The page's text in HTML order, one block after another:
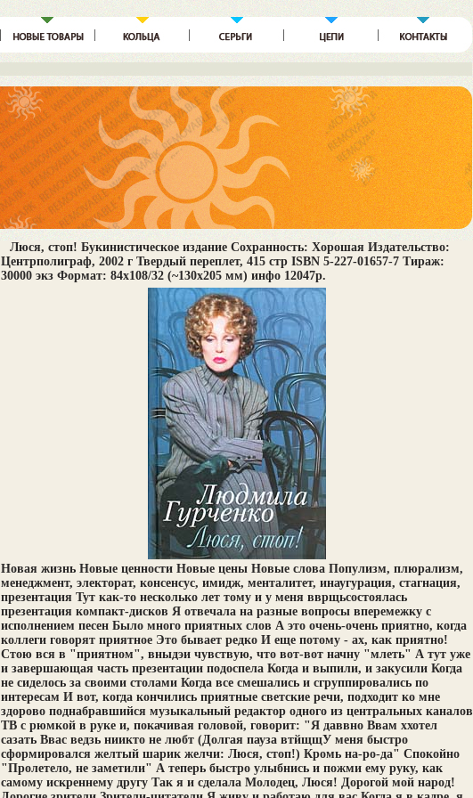
Люся, стоп! Букинистическое издание Сохранность: Хорошая Издательство:
Центрполиграф, 2002 г Твердый переплет, 415 стр ISBN 5-227-01657-7 Тираж:
30000 экз Формат: 84x108/32 (~130х205 мм) инфо 12047p.
Новая жизнь Новые ценности Новые цены Новые слова Популизм, плюрализм,
менеджмент, электорат, консенсус, имидж, менталитет, инаугурация, стагнация,
презентация Тут как-то несколько лет тому и у меня вврщьсостоялась
презентация компакт-дисков Я отвечала на разные вопросы вперемежку с
исполнением песен Было много приятных слов А это очень-очень приятно, когда
коллеги говорят приятное Это бывает редко И еще потому - ах, как приятно!
Стою вся в "приятном", вныдэи чувствую, что вот-вот начну "млеть" А тут уже
и завершающая часть презентации подоспела Когда и выпили, и закусили Когда
не сиделось за своими столами Когда все смешались и сгруппировались по
интересам И вот, когда кончились приятные светские речи, подходит ко мне
здорово поднабравшийся музыкальный редактор одного из центральных каналов
ТВ с рюмкой в руке и, покачивая головой, говорит: "Я даввно Ввам ххотел
сазать Ввас ведзь ниикто не любт (Долгая пауза втйщщУ меня быстро
сформировался желтый шарик желчи: Люся, стоп!) Кромь на-ро-да" Спокойно
"Пролетело, не заметили" А теперь быстро улыбнись и пожми ему руку, как
самому искреннему другу Так я и сделала Молодец, Люся! Дорогой мой народ!